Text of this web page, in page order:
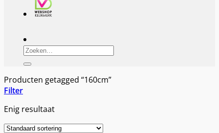
Zoeken
naar:
Producten getagged “160cm”
Filter
Enig resultaat